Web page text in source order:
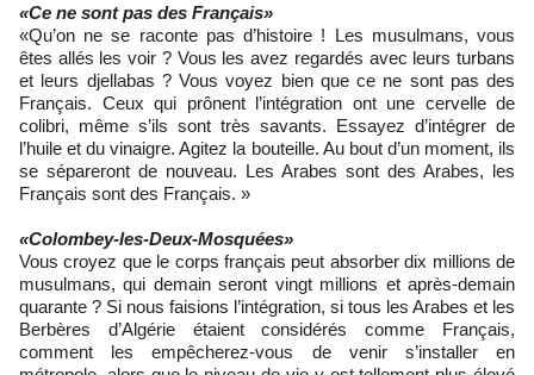
«Ce ne sont pas des Français»
«Qu’on ne se raconte pas d’histoire ! Les musulmans, vous
êtes allés les voir ? Vous les avez regardés avec leurs turbans
et leurs djellabas ? Vous voyez bien que ce ne sont pas des
Français. Ceux qui prônent l’intégration ont une cervelle de
colibri, même s’ils sont très savants. Essayez d’intégrer de
l’huile et du vinaigre. Agitez la bouteille. Au bout d’un moment, ils
se sépareront de nouveau. Les Arabes sont des Arabes, les
Français sont des Français. »
«Colombey-les-Deux-Mosquées»
Vous croyez que le corps français peut absorber dix millions de
musulmans, qui demain seront vingt millions et après-demain
quarante ? Si nous faisions l’intégration, si tous les Arabes et les
Berbères d’Algérie étaient considérés comme Français,
comment les empêcherez-vous de venir s’installer en